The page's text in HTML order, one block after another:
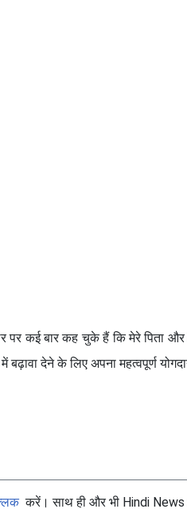
पर कई बार कह चुके हैं कि मेरे पिता
बढ़ावा देने के लिए अपना महत्वपूर्ण
करें। साथ ही और भी Hindi News